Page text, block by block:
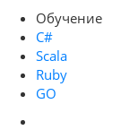
Обучение
C#
Scala
Ruby
GO